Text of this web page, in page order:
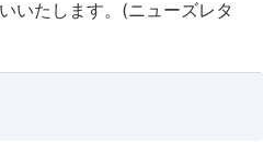
いたします。(ニューズレタ